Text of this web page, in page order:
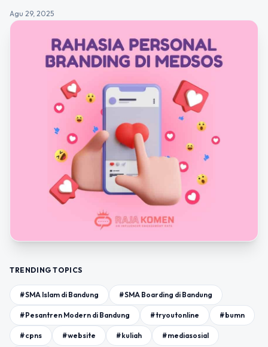
Agu 29, 2025
TRENDING TOPICS
#SMA Islam di Bandung #SMA Boarding di Bandung
#Pesantren Modern di Bandung #tryoutonline #bumn
#cpns #website #kuliah #mediasosial